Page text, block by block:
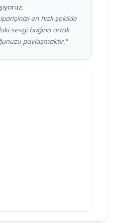
en hızlı şekilde
sevgi bağına ortak
paylaşmaktır."